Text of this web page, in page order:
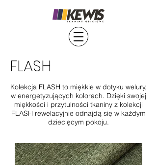
FLASH
Kolekcja FLASH to miękkie w dotyku welury,
w energetyzujących kolorach. Dzięki swojej
miękkości i przytulności tkaniny z kolekcji
FLASH rewelacyjnie odnajdą się w każdym
dziecięcym pokoju.